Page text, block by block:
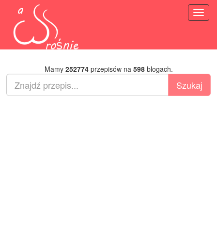
Mamy 252774przepisów na 598blogach.